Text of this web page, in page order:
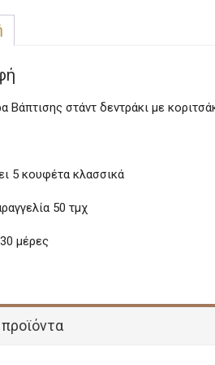
Βάπτισης στάντ δεντράκι με
5 κουφέτα κλασσικά
50 τμχ
μέρες